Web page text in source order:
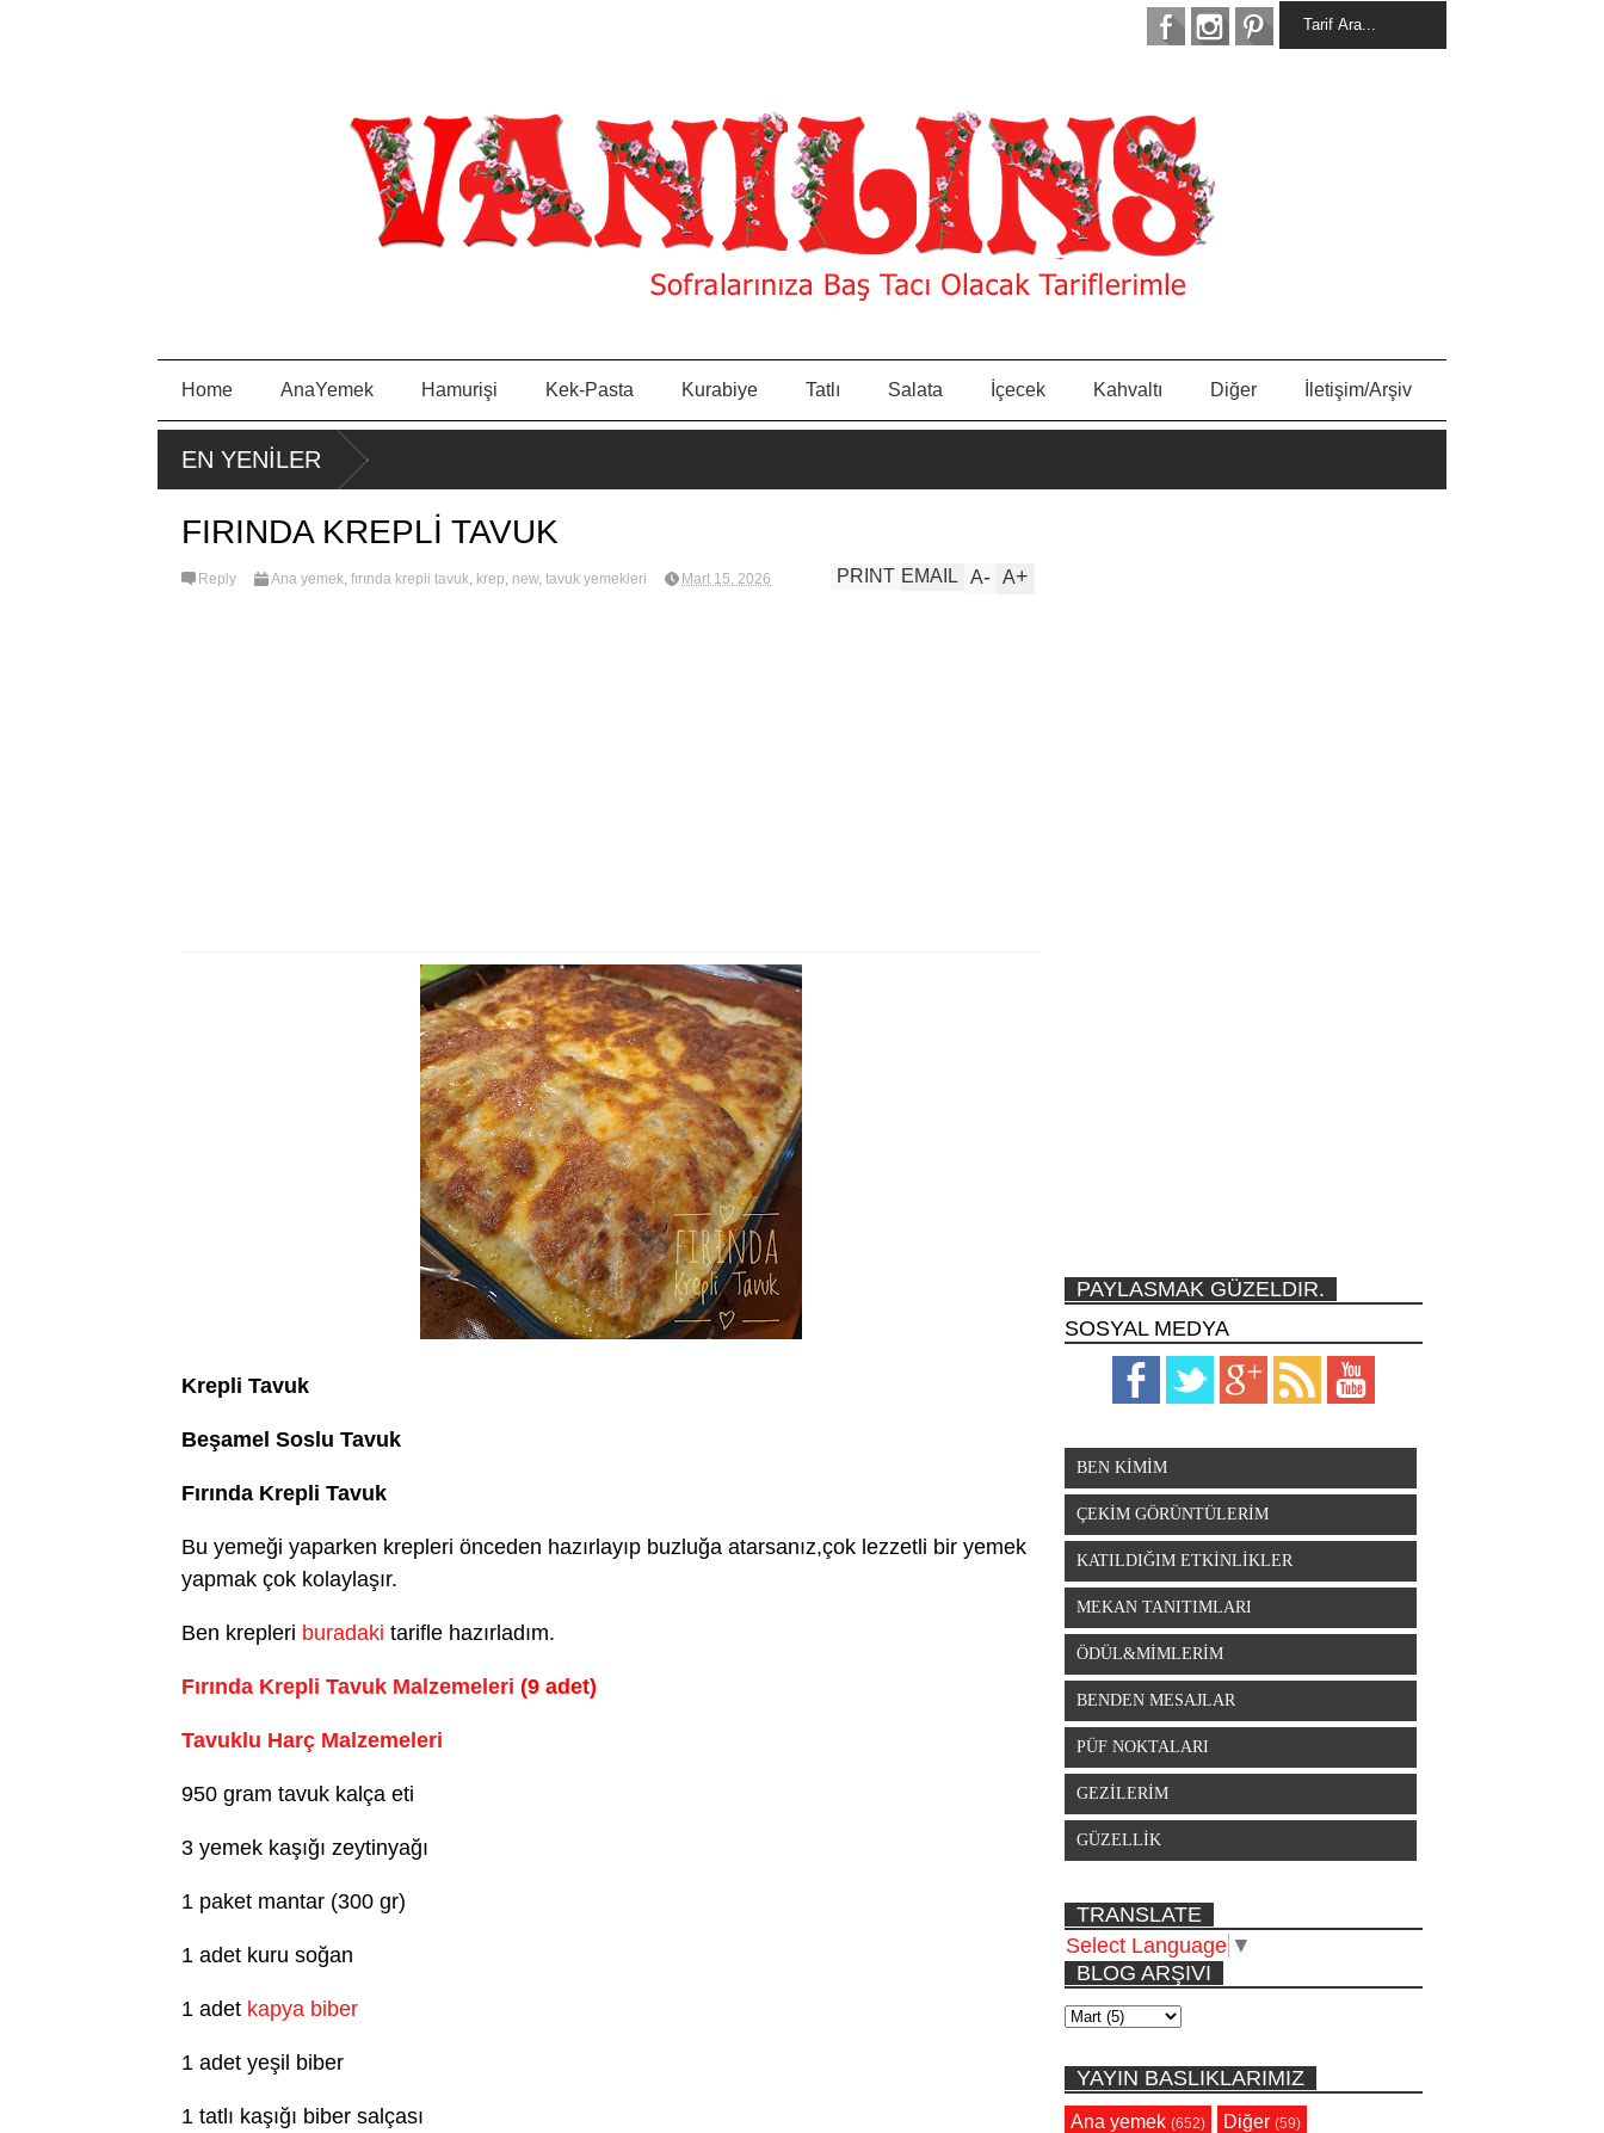
Home AnaYemek Hamurişi Kek-Pasta Kurabiye Tatlı Salata İçecek Kahvaltı Diğer İletişim/Arşiv
EN YENİLER
PIRA
SA
FIRINDA KREPLİ TAVUK
Reply Ana yemek, fırında krepli tavuk, krep, new, tavuk yemekleri Mart 15, 2026 A+
A-
EMAIL
PRINT
Krepli Tavuk
Beşamel Soslu Tavuk
Fırında Krepli Tavuk
Bu yemeği yaparken krepleri önceden hazırlayıp buzluğa atarsanız,çok lezzetli bir yemek
yapmak çok kolaylaşır.
Ben krepleri buradaki tarifle hazırladım.
Fırında Krepli Tavuk Malzemeleri (9 adet)
Tavuklu Harç Malzemeleri
950 gram tavuk kalça eti
3 yemek kaşığı zeytinyağı
1 paket mantar (300 gr)
1 adet kuru soğan
1 adet kapya biber
1 adet yeşil biber
1 tatlı kaşığı biber salçası
PAYLASMAK GÜZELDIR.
SOSYAL MEDYA
BEN KİMİM
ÇEKİM GÖRÜNTÜLERİM
KATILDIĞIM ETKİNLİKLER
MEKAN TANITIMLARI
ÖDÜL&MİMLERİM
BENDEN MESAJLAR
PÜF NOKTALARI
GEZİLERİM
GÜZELLİK
TRANSLATE
Select Language ▼
BLOG ARŞIVI
YAYIN BASLIKLARIMIZ
Ana yemek (652) Diğer (59)